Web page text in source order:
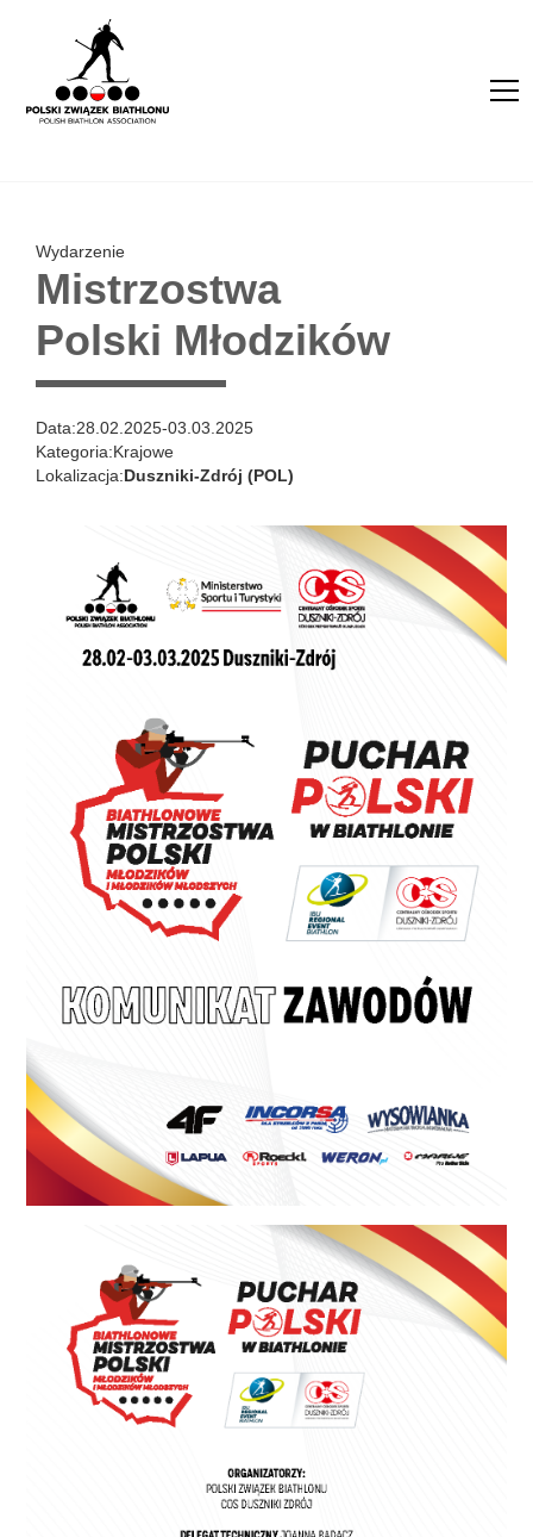
Wydarzenie
Mistrzostwa
Polski Młodzików
Data:28.02.2025-03.03.2025
Kategoria:Krajowe
Lokalizacja:Duszniki-Zdrój (POL)